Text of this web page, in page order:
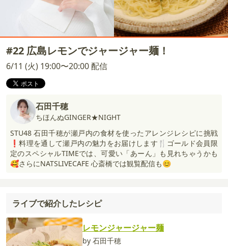
#22 広島レモンでジャージャー麺！
6/11 (火) 19:00〜20:00 配信
石田千穂
ちほんぬGINGER★NIGHT
STU48 石田千穂が瀬戸内の食材を使ったアレンジレシピに挑戦
❗️料理を通して瀬戸内の魅力をお届けします🍴ゴールド会員限
定のスペシャルTIMEでは、可愛い「あーん」も見れちゃうかも
🥰さらにNATSLIVECAFE 心斎橋では観覧配信も😊
ライブで紹介したレシピ
レモンジャージャー麺
by 石田千穂